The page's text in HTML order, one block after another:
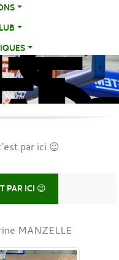
par ici 😉
PAR ICI 😉
MANZELLE